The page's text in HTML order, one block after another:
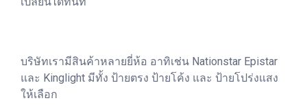
บริษัทเรามีสินค้าหลายยี่ห้อ อาทิเช่น Nationstar Epistar
และ Kinglight มีทั้ง ป้ายตรง ป้ายโค้ง และ ป้ายโปร่งแสง
ให้เลือก